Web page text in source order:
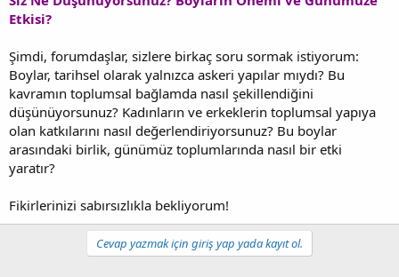
Etkisi?
Şimdi, forumdaşlar, sizlere birkaç soru sormak istiyorum:
Boylar, tarihsel olarak yalnızca askeri yapılar mıydı? Bu
kavramın toplumsal bağlamda nasıl şekillendiğini
düşünüyorsunuz? Kadınların ve erkeklerin toplumsal yapıya
olan katkılarını nasıl değerlendiriyorsunuz? Bu boylar
arasındaki birlik, günümüz toplumlarında nasıl bir etki
yaratır?
Fikirlerinizi sabırsızlıkla bekliyorum!
Cevap yazmak için giriş yap yada kayıt ol.